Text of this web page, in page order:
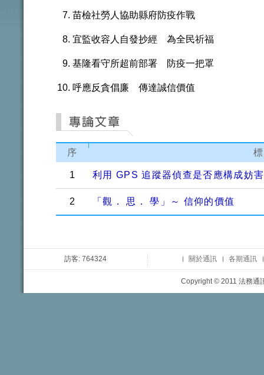
苗檢社勞人協助縣府防疫作戰
宜監收容人自發抄經 為全民祈福
基隆看守所超前部署 防疫一把罩
呼應反貪倡廉 傳達誠信價值
序
1 利用 GPS 追蹤器偵查是否應構成妨
2 「觀． 思． 學」～ 信仰的價值
訪客: 764324 關於通訊 各期通訊
Copyright © 2011 法務